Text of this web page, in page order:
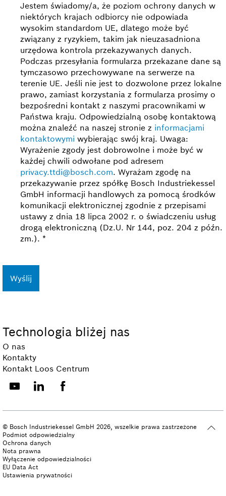
Jestem świadomy/a, że poziom ochrony danych w
niektórych krajach odbiorcy nie odpowiada
wysokim standardom UE, dlatego może być
związany z ryzykiem, takim jak nieuzasadniona
urzędowa kontrola przekazywanych danych.
Podczas przesyłania formularza przekazane dane są
tymczasowo przechowywane na serwerze na
terenie UE. Jeśli nie jest to dozwolone przez lokalne
prawo, zamiast korzystania z formularza prosimy o
bezpośredni kontakt z naszymi pracownikami w
Państwa kraju. Odpowiedzialną osobę kontaktową
można znaleźć na naszej stronie z informacjami
kontaktowymi wybierając swój kraj. Uwaga:
Wyrażenie zgody jest dobrowolne i może być w
każdej chwili odwołane pod adresem
privacy.ttdi@bosch.com. Wyrażam zgodę na
przekazywanie przez spółkę Bosch Industriekessel
GmbH informacji handlowych za pomocą środków
komunikacji elektronicznej zgodnie z przepisami
ustawy z dnia 18 lipca 2002 r. o świadczeniu usług
drogą elektroniczną (Dz.U. Nr 144, poz. 204 z późn.
zm.). *
Wyślij
Technologia bliżej nas
O nas
Kontakty
Kontakt Loos Centrum
© Bosch Industriekessel GmbH 2026, wszelkie prawa zastrzeżone
Podmiot odpowiedzialny
Ochrona danych
Nota prawna
Wyłączenie odpowiedzialności
EU Data Act
Ustawienia prywatności